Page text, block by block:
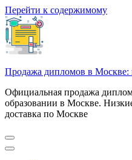
Перейти к содержимому
Продажа дипломов в Москве:
Официальная продажа
образовании в Москве.
доставка по Москве